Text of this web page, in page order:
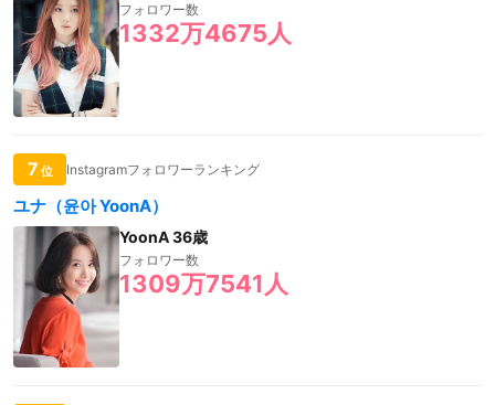
フォロワー数
1332万4675人
7 位 Instagramフォロワーランキング
ユナ（윤아 YoonA）
YoonA 36歳
フォロワー数
1309万7541人